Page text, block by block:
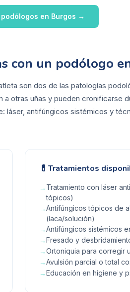
en Burgos →
con un podólogo
son dos de las patologías
otras uñas y pueden cronificarse
antifúngicos sistémicos y
💊 Tratamientos
→ Tratamiento con láser
tópicos)
→Antifúngicos tópicos de
(laca/solución)
→Antifúngicos sistémicos
→Fresado y
→Ortoniquia para corregir
→Avulsión parcial o total
→Educación en higiene y